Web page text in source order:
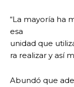
“La mayoría ha
esa
unidad que
ra realizar y así
Abundó que